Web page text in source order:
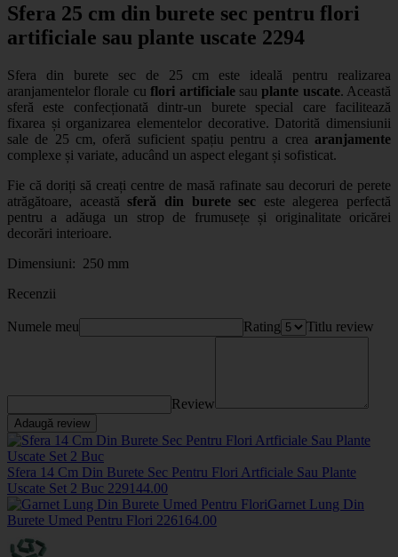
Sfera 25 cm din burete sec pentru flori
artificiale sau plante uscate 2294
Sfera din burete sec de 25 cm este ideală pentru realizarea
aranjamentelor florale cuflori artificialesauplante uscate. Această
sferă este confecționată dintr-un burete special care facilitează
fixarea și organizarea elementelor decorative. Datorită dimensiunii
sale de 25 cm, oferă suficient spațiu pentru a crea aranjamente
complexe și variate, aducând un aspect elegant și sofisticat.
Fie că doriți să creați centre de masă rafinate sau decoruri de perete
atrăgătoare, aceastăsferă din burete sec este alegerea perfectă
pentru a adăuga un strop de frumusețe și originalitate oricărei
decorări interioare.
Dimensiuni: 250 mm
Recenzii
Numele meu Rating Titlu review
Review
Adaugă review
Sfera 14 Cm Din Burete Sec Pentru Flori Artficiale Sau Plante
Uscate Set 2 Buc 229144.00
Garnet Lung Din
Burete Umed Pentru Flori 2261 64.00